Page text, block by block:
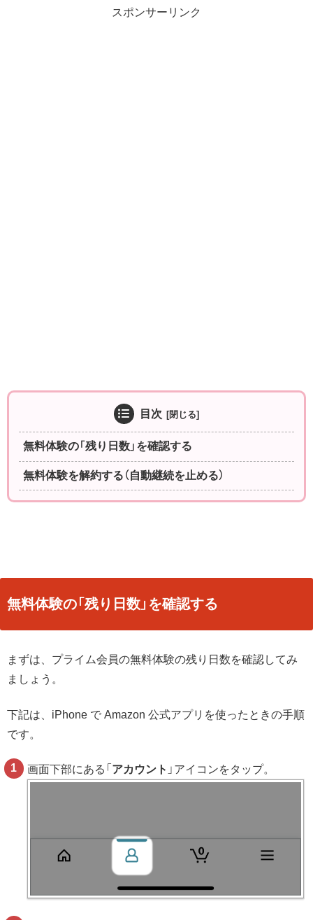
スポンサーリンク
目次
無料体験の「残り日数」を確認する
無料体験を解約する（自動継続を止める）
無料体験の「残り日数」を確認する
まずは、プライム会員の無料体験の残り日数を確認してみ
ましょう。
下記は、iPhone で Amazon 公式アプリを使ったときの手順
です。
画面下部にある「 アカウント 」アイコンをタップ。